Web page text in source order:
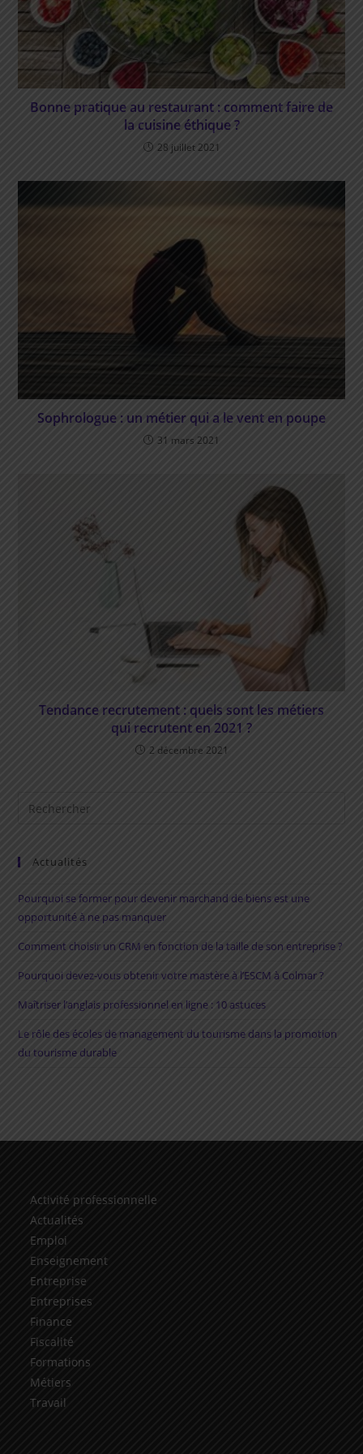
Bonne pratique au restaurant : comment faire de
la cuisine éthique ?
28 juillet 2021
Sophrologue : un métier qui a le vent en poupe
31 mars 2021
Tendance recrutement : quels sont les métiers
qui recrutent en 2021 ?
2 décembre 2021
Rechercher
siteActualités
Pourquoi se former pour devenir marchand de biens est une
opportunité à ne pas manquer
Comment choisir un CRM en fonction de la taille de son entreprise ?
Pourquoi devez-vous obtenir votre mastère à l’ESCM à Colmar ?
Maîtriser l’anglais professionnel en ligne : 10 astuces
Le rôle des écoles de management du tourisme dans la promotion
du tourisme durable
Activité professionnelle
Actualités
Emploi
Enseignement
Entreprise
Entreprises
Finance
Fiscalité
Formations
Métiers
Travail